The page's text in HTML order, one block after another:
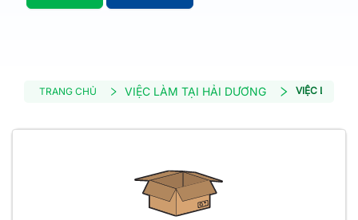
TRANG CHỦ VIỆC LÀM TẠI HẢI DƯƠNG VIỆC LÀM